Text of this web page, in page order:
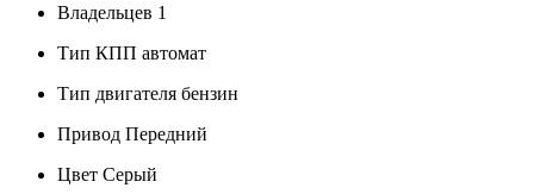
Владельцев 1
Тип КПП автомат
Тип двигателя бензин
Привод Передний
Цвет Серый